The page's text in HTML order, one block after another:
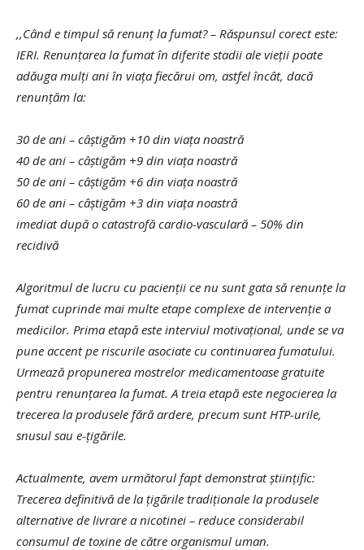
,,Când e timpul să renunț la fumat? – Răspunsul corect este:
IERI. Renunțarea la fumat în diferite stadii ale vieții poate
adăuga mulți ani în viața fiecărui om, astfel încât, dacă
renunțăm la:
30 de ani – câștigăm +10 din viața noastră
40 de ani – câștigăm +9 din viața noastră
50 de ani – câștigăm +6 din viața noastră
60 de ani – câștigăm +3 din viața noastră
imediat după o catastrofă cardio-vasculară – 50% din
recidivă
Algoritmul de lucru cu pacienții ce nu sunt gata să renunțe la
fumat cuprinde mai multe etape complexe de intervenție a
medicilor. Prima etapă este interviul motivațional, unde se va
pune accent pe riscurile asociate cu continuarea fumatului.
Urmează propunerea mostrelor medicamentoase gratuite
pentru renunțarea la fumat. A treia etapă este negocierea la
trecerea la produsele fără ardere, precum sunt HTP-urile,
snusul sau e-țigările.
Actualmente, avem următorul fapt demonstrat științific:
Trecerea definitivă de la țigările tradiționale la produsele
alternative de livrare a nicotinei – reduce considerabil
consumul de toxine de către organismul uman.